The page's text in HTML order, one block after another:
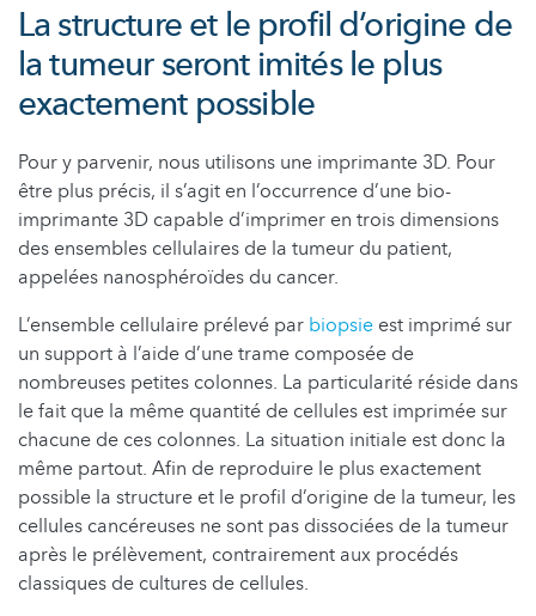
La structure et le profil d’origine de
la tumeur seront imités le plus
exactement possible
Pour y parvenir, nous utilisons une imprimante 3D. Pour
être plus précis, il s’agit en l’occurrence d’une bio-
imprimante 3D capable d’imprimer en trois dimensions
des ensembles cellulaires de la tumeur du patient,
appelées nanosphéroïdes du cancer.
L’ensemble cellulaire prélevé par biopsie est imprimé sur
un support à l’aide d’une trame composée de
nombreuses petites colonnes. La particularité réside dans
le fait que la même quantité de cellules est imprimée sur
chacune de ces colonnes. La situation initiale est donc la
même partout. Afin de reproduire le plus exactement
possible la structure et le profil d’origine de la tumeur, les
cellules cancéreuses ne sont pas dissociées de la tumeur
après le prélèvement, contrairement aux procédés
classiques de cultures de cellules.